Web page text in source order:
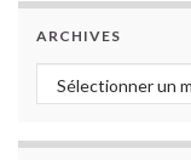
ARCHIVES
Archives